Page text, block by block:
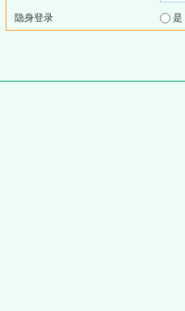
隐身登录